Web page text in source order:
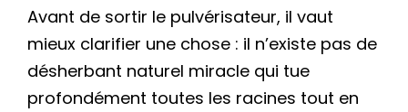
Avant de sortir le pulvérisateur, il vaut
mieux clarifier une chose : il n’existe pas de
désherbant naturel miracle qui tue
profondément toutes les racines tout en